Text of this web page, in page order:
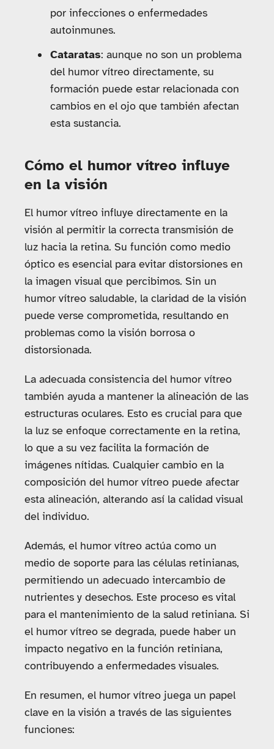
por infecciones o enfermedades
autoinmunes.
Cataratas: aunque no son un problema
del humor vítreo directamente, su
formación puede estar relacionada con
cambios en el ojo que también afectan
esta sustancia.
Cómo el humor vítreo influye
en la visión
El humor vítreo influye directamente en la
visión al permitir la correcta transmisión de
luz hacia la retina. Su función como medio
óptico es esencial para evitar distorsiones en
la imagen visual que percibimos. Sin un
humor vítreo saludable, la claridad de la visión
puede verse comprometida, resultando en
problemas como la visión borrosa o
distorsionada.
La adecuada consistencia del humor vítreo
también ayuda a mantener la alineación de las
estructuras oculares. Esto es crucial para que
la luz se enfoque correctamente en la retina,
lo que a su vez facilita la formación de
imágenes nítidas. Cualquier cambio en la
composición del humor vítreo puede afectar
esta alineación, alterando así la calidad visual
del individuo.
Además, el humor vítreo actúa como un
medio de soporte para las células retinianas,
permitiendo un adecuado intercambio de
nutrientes y desechos. Este proceso es vital
para el mantenimiento de la salud retiniana. Si
el humor vítreo se degrada, puede haber un
impacto negativo en la función retiniana,
contribuyendo a enfermedades visuales.
En resumen, el humor vítreo juega un papel
clave en la visión a través de las siguientes
funciones: